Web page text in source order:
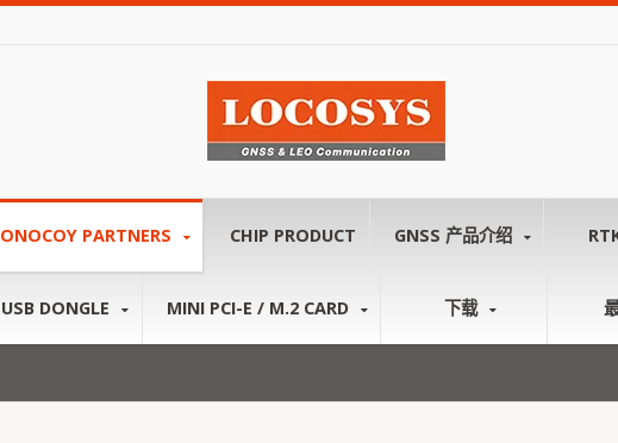
ONOCOY PARTNERS CHIP PRODUCT GNSS 产品介绍
USB DONGLE MINI PCI-E / M.2 CARD 下载